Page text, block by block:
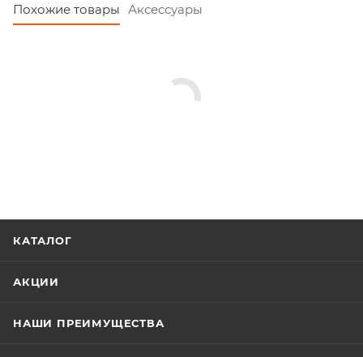
Похожие товары Аксессуары
КАТАЛОГ
АКЦИИ
НАШИ ПРЕИМУЩЕСТВА